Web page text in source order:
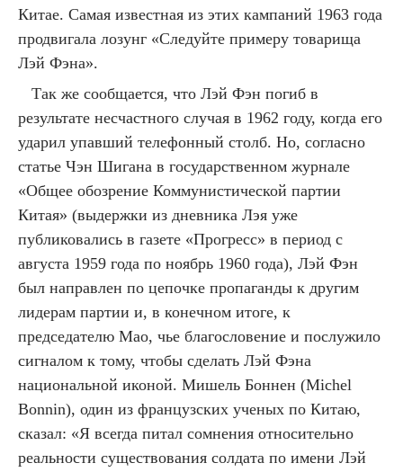
Китае. Самая известная из этих кампаний 1963 года
продвигала лозунг «Следуйте примеру товарища
Лэй Фэна».
Так же сообщается, что Лэй Фэн погиб в
результате несчастного случая в 1962 году, когда его
ударил упавший телефонный столб. Но, согласно
статье Чэн Шигана в государственном журнале
«Общее обозрение Коммунистической партии
Китая» (выдержки из дневника Лэя уже
публиковались в газете «Прогресс» в период с
августа 1959 года по ноябрь 1960 года), Лэй Фэн
был направлен по цепочке пропаганды к другим
лидерам партии и, в конечном итоге, к
председателю Мао, чье благословение и послужило
сигналом к тому, чтобы сделать Лэй Фэна
национальной иконой. Мишель Боннен (Michel
Bonnin), один из французских ученых по Китаю,
сказал: «Я всегда питал сомнения относительно
реальности существования солдата по имени Лэй